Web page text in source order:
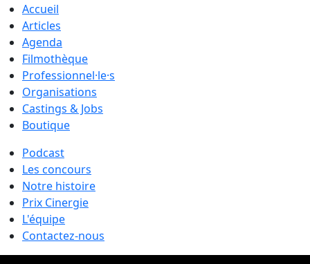
Accueil
Articles
Agenda
Filmothèque
Professionnel·le·s
Organisations
Castings & Jobs
Boutique
Podcast
Les concours
Notre histoire
Prix Cinergie
L'équipe
Contactez-nous